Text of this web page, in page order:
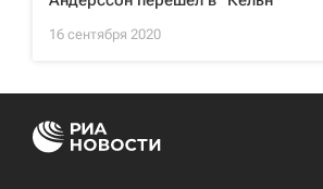
16 сентября 2020